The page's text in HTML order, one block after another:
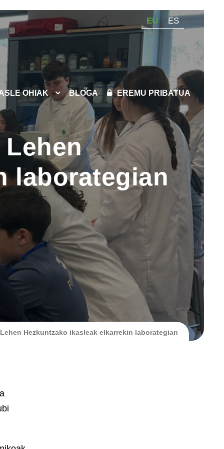
EU ES
OHIAK BLOGA EREMU PRIBATUA
laborategian
Hezkuntzako ikasleak elkarrekin laborategian